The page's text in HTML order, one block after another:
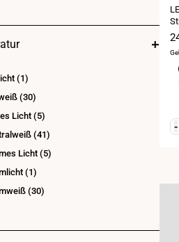
-
(1)
(30)
Licht (5)
(41)
Licht (5)
(1)
(30)